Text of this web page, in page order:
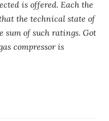
is offered. Each the
the technical state of
sum of such ratings. Got
compressor is